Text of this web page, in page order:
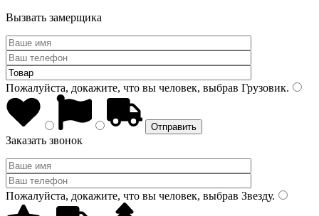
Вызвать замерщика
Пожалуйста, докажите, что вы человек, выбрав Грузовик.
Заказать звонок
Пожалуйста, докажите, что вы человек, выбрав Звезду.